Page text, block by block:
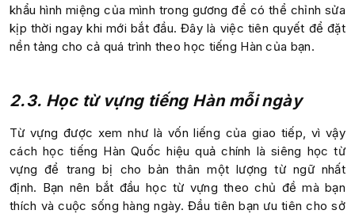
khẩu hình miệng của mình trong gương để có thể chỉnh sửa
kịp thời ngay khi mới bắt đầu. Đây là việc tiên quyết để đặt
nền tảng cho cả quá trình theo học tiếng Hàn của bạn.
2.3. Học từ vựng tiếng Hàn mỗi ngày
Từ vựng được xem như là vốn liếng của giao tiếp, vì vậy
cách học tiếng Hàn Quốc hiệu quả chính là siêng học từ
vựng để trang bị cho bản thân một lượng từ ngữ nhất
định. Bạn nên bắt đầu học từ vựng theo chủ đề mà bạn
thích và cuộc sống hàng ngày. Đầu tiên bạn ưu tiên cho sở